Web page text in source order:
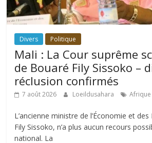
Divers Politique
Mali : La Cour suprême
de Bouaré Fily Sissoko –
réclusion confirmés
7 août 2026 Loeildusahara Afrique
L’ancienne ministre de l’Économie et
Fily Sissoko, n’a plus aucun recours
national. La